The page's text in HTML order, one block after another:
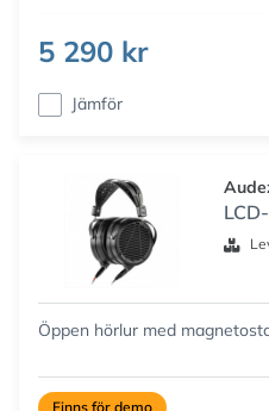
5 290 kr
Jämför
Öppen hörlur med
Finns för demo